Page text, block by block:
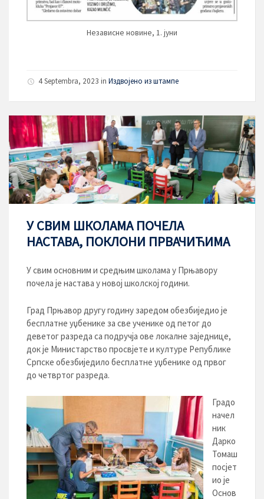
Независне новине, 1. јуни
4 Septembra, 2023 in Издвојено из штампе
У СВИМ ШКОЛАМА ПОЧЕЛА
НАСТАВА, ПОКЛОНИ ПРВАЧИЋИМА
У свим основним и средњим школама у Прњавору
почела је настава у новој школској години.
Град Прњавор другу годину заредом обезбиједио је
бесплатне уџбенике за све ученике од петог до
деветог разреда са подручја ове локалне заједнице,
док је Министарство просвјете и културе Републике
Српске обезбиједило бесплатне уџбенике од првог
до четвртог разреда.
Градо
начел
ник
Дарко
Томаш
посјет
ио је
Основ